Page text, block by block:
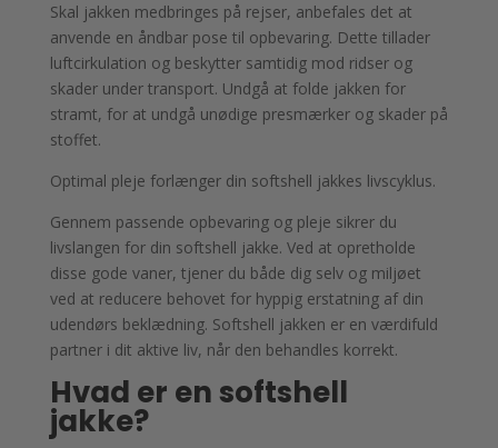
Skal jakken medbringes på rejser, anbefales det at
anvende en åndbar pose til opbevaring. Dette tillader
luftcirkulation og beskytter samtidig mod ridser og
skader under transport. Undgå at folde jakken for
stramt, for at undgå unødige presmærker og skader på
stoffet.
Optimal pleje forlænger din softshell jakkes livscyklus.
Gennem passende opbevaring og pleje sikrer du
livslangen for din softshell jakke. Ved at opretholde
disse gode vaner, tjener du både dig selv og miljøet
ved at reducere behovet for hyppig erstatning af din
udendørs beklædning. Softshell jakken er en værdifuld
partner i dit aktive liv, når den behandles korrekt.
Hvad er en softshell
jakke?